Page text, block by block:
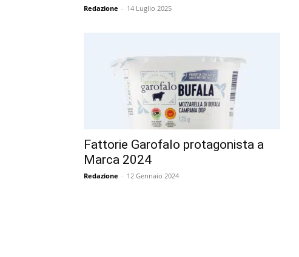
Redazione - 14 Luglio 2025
Fattorie Garofalo protagonista a
Marca 2024
Redazione - 12 Gennaio 2024